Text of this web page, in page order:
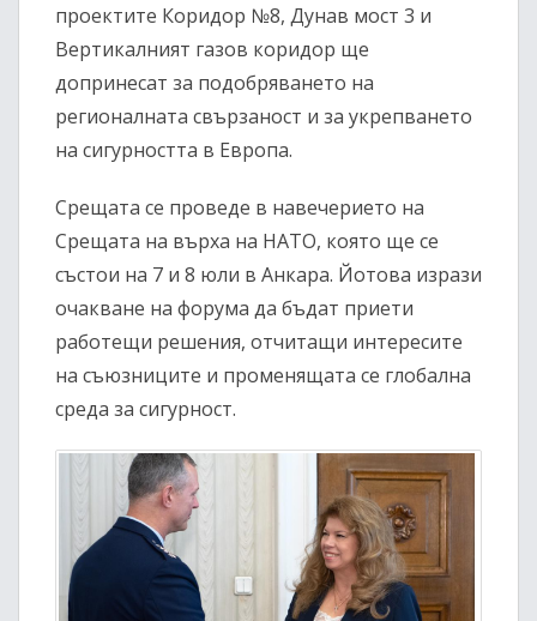
проектите Коридор №8, Дунав мост 3 и
Вертикалният газов коридор ще
допринесат за подобряването на
регионалната свързаност и за укрепването
на сигурността в Европа.
Срещата се проведе в навечерието на
Срещата на върха на НАТО, която ще се
състои на 7 и 8 юли в Анкара. Йотова изрази
очакване на форума да бъдат приети
работещи решения, отчитащи интересите
на съюзниците и променящата се глобална
среда за сигурност.